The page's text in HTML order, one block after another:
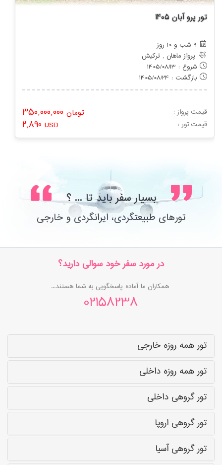
تور پرو آبان 1405
9 شب و 10 روز
پرواز ماهان , ترکیش
شروع : 1405/08/13
بازگشت : 1405/08/24
تومان قیمت پرواز :
2,890 USD : قیمت تور
بسیار سفر باید تا ... ؟
تورهای طبیعتگردی، ایرانگردی و خارجی
در مورد سفر خود سوالی دارید؟
همکاران ما آماده پاسخگویی به شما هستند...
02158238
تور همه روزه خارجی
تور همه روزه داخلی
تور گروهی داخلی
تور گروهی اروپا
تور گروهی آسیا